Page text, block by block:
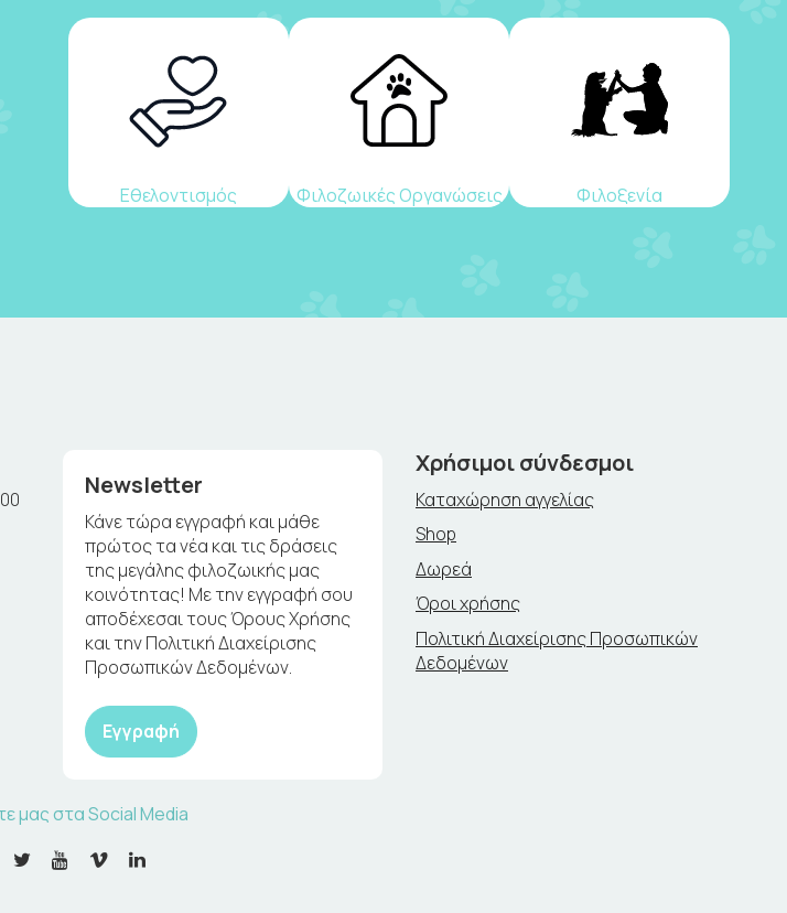
Εθελοντισμός Φιλοζωικές Οργανώσεις Φιλοξενία
Newsletter
Κάνε τώρα εγγραφή και μάθε
πρώτος τα νέα και τις δράσεις
της μεγάλης φιλοζωικής μας
κοινότητας! Με την εγγραφή σου
αποδέχεσαι τους Όρους Χρήσης
και την Πολιτική Διαχείρισης
Προσωπικών Δεδομένων.
Εγγραφή
Χρήσιμοι σύνδεσμοι
Καταχώρηση αγγελίας
Shop
Δωρεά
Όροι χρήσης
Πολιτική Διαχείρισης Προσωπικών
Δεδομένων
μας στα Social Media